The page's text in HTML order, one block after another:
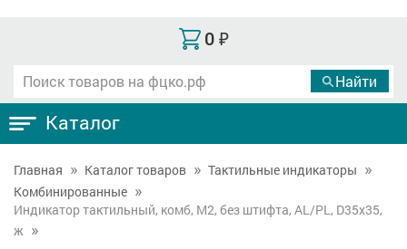
0 ₽
Каталог
Главная Каталог товаров
Тактильные индикаторы
Комбинированные
Индикатор тактильный, комб, М2, без штифта, AL/PL, D35x35,
ж